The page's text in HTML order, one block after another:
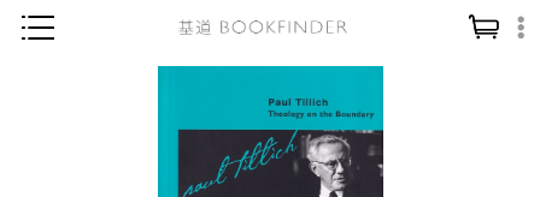
讀經／研經